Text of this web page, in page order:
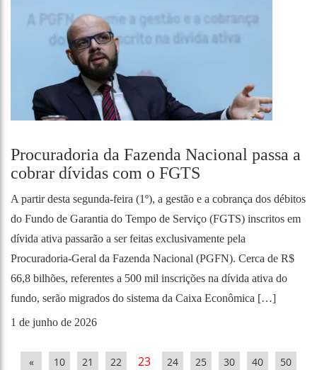
Procuradoria da Fazenda Nacional passa a
cobrar dívidas com o FGTS
A partir desta segunda-feira (1º), a gestão e a cobrança dos débitos
do Fundo de Garantia do Tempo de Serviço (FGTS) inscritos em
dívida ativa passarão a ser feitas exclusivamente pela
Procuradoria-Geral da Fazenda Nacional (PGFN). Cerca de R$
66,8 bilhões, referentes a 500 mil inscrições na dívida ativa do
fundo, serão migrados do sistema da Caixa Econômica […]
1 de junho de 2026
« 10 21 22 23 24 25 30 40
50